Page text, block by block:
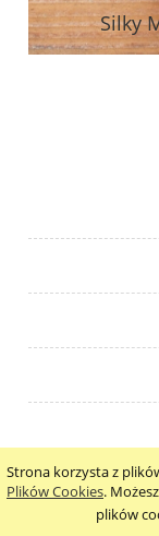
Strona korzysta z
Plików Cookies.
plików
Silky